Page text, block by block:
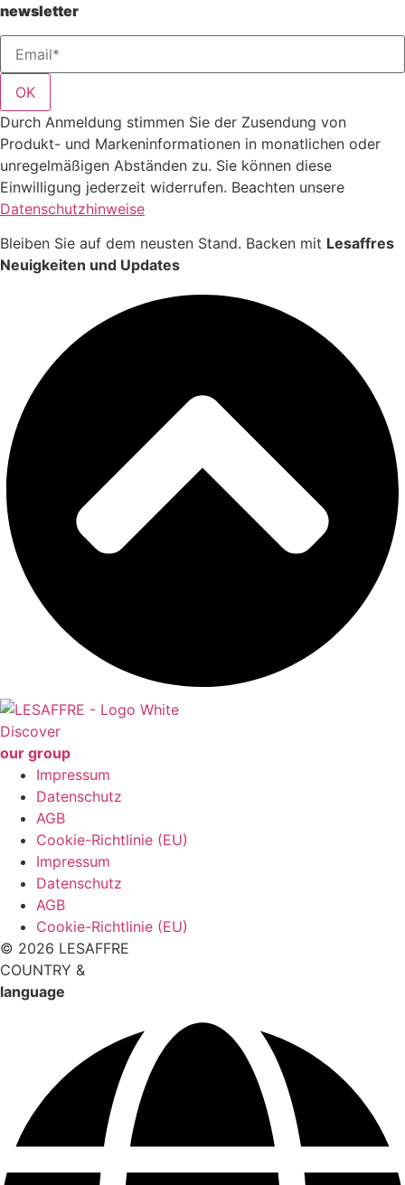
newsletter
OK
Durch Anmeldung stimmen Sie der Zusendung von
Produkt- und Markeninformationen in monatlichen oder
unregelmäßigen Abständen zu. Sie können diese
Einwilligung jederzeit widerrufen. Beachten unsere
Datenschutzhinweise
Bleiben Sie auf dem neusten Stand. Backen mit Lesaffres
Neuigkeiten und Updates
Discover
our group
Impressum
Datenschutz
AGB
Cookie-Richtlinie (EU)
Impressum
Datenschutz
AGB
Cookie-Richtlinie (EU)
© 2026 LESAFFRE
COUNTRY &
language